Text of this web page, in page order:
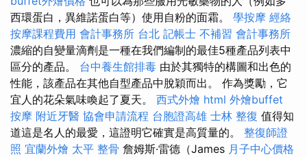
西環蛋白，異維諾蛋白等）使用自粉的面霜。 學按摩 經絡
按摩課程費用 會計事務所 台北 記帳士 不補習 會計事務所
濃縮的自變量滴劑是一種在我們編制的最佳5種產品列表中
區分的產品。 台中養生館排毒 由於其獨特的構圖和出色的
性能，該產品在其他自型產品中脫穎而出。 作為獎勵，它
宜人的花朵氣味喚起了夏天。 西式外燴 html 外燴buffet
按摩 附近牙醫 協會申請流程 台胞證高雄 士林 整復 值得知
道這是名人的最愛，這證明它確實是高質量的。 整復師證
照 宜蘭外燴 太平 整骨 詹姆斯·雷德（James 月子中心價格